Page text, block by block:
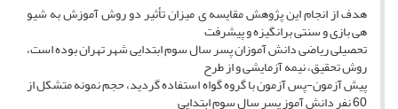
هدف از انجام این پژوهش مقایسه ی میزان تأثیر دو روش آموزش به شیو
هی بازی و سنتی برانگیزه و پیشرفت
تحصیلی ریاضی دانش آموزان پسر سال سوم ابتدایی شهر تهران بوده است،
روش تحقیق، نیمه آزمایشی و از طرح
پیش آزمون-پس آزمون با گروه گواه استفاده گردید، حجم نمونه متشکل از
60 نفر دانش آموز پسر سال سوم ابتدایی